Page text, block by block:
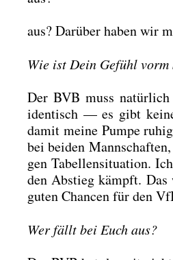
aus? Dar­über haben wir
Wie ist Dein Gefühl vorm
Der BVB muss
iden­tisch — es gibt
damit mei­ne Pum­pe
bei bei­den
gen Tabel­len­si­tua­ti­on.
den Abstieg kämpft.
guten Chan­cen für den
Wer fällt bei Euch aus?